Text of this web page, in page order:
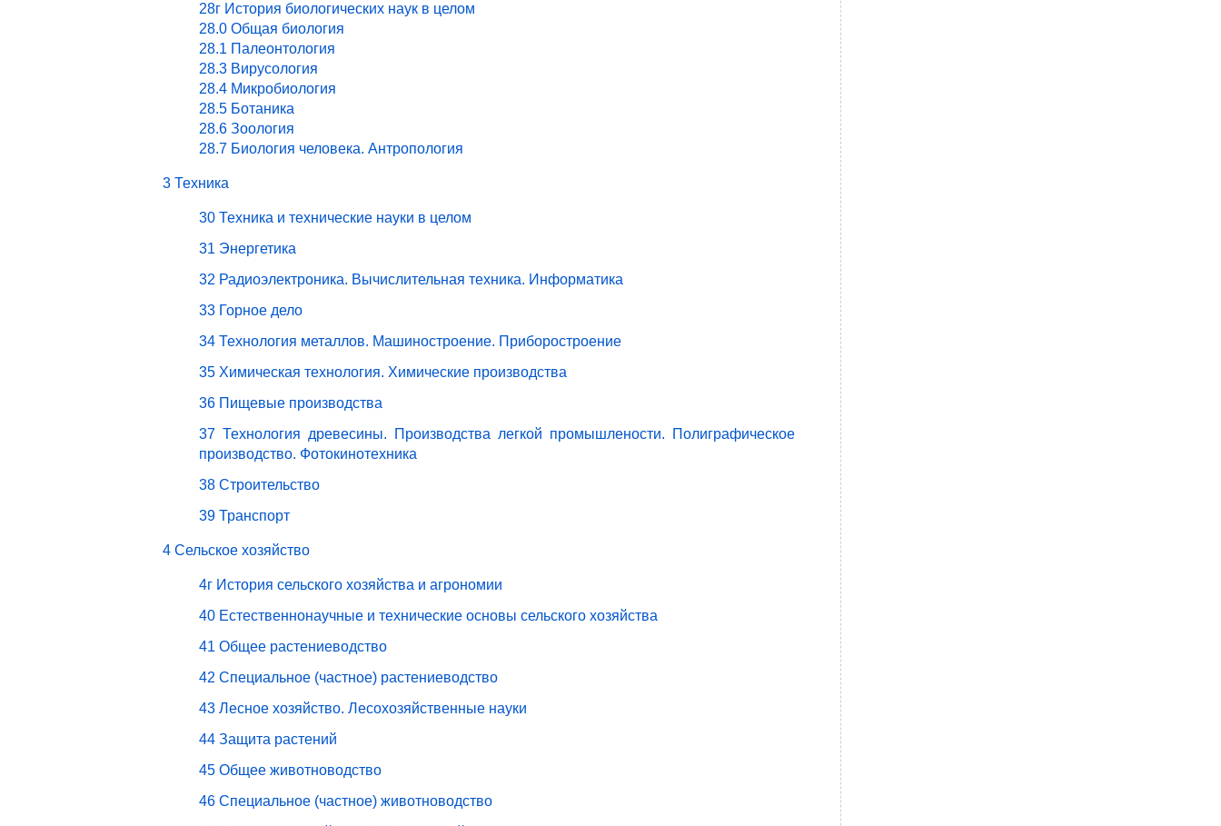
28г История биологических наук в целом
28.0 Общая биология
28.1 Палеонтология
28.3 Вирусология
28.4 Микробиология
28.5 Ботаника
28.6 Зоология
28.7 Биология человека. Антропология
3 Техника
30 Техника и технические науки в целом
31 Энергетика
32 Радиоэлектроника. Вычислительная техника. Информатика
33 Горное дело
34 Технология металлов. Машиностроение. Приборостроение
35 Химическая технология. Химические производства
36 Пищевые производства
37 Технология древесины. Производства легкой промышлености. Полиграфическое
производство. Фотокинотехника
38 Строительство
39 Транспорт
4 Сельское хозяйство
4г История сельского хозяйства и агрономии
40 Естественнонаучные и технические основы сельского хозяйства
41 Общее растениеводство
42 Специальное (частное) растениеводство
43 Лесное хозяйство. Лесохозяйственные науки
44 Защита растений
45 Общее животноводство
46 Специальное (частное) животноводство